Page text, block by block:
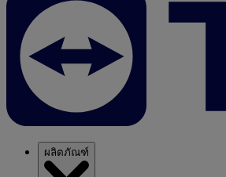
ผลิตภัณฑ์